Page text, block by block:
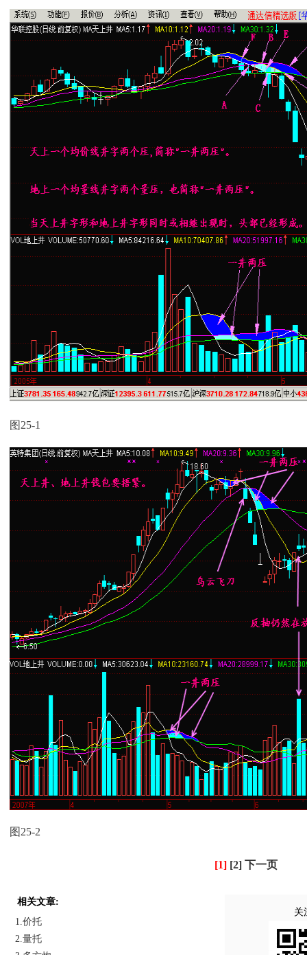
图25-1
图25-2
[1] [2] 下一页
相关文章:
1.价托
2.量托
关